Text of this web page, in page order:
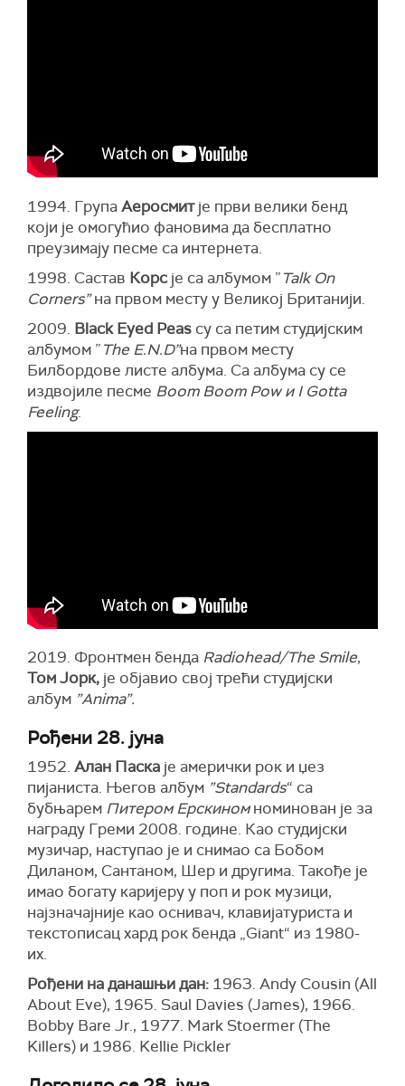
1994. ГрупаАеросмитје први велики бенд
који је омогућио фановима да бесплатно
преузимају песме са интернета.
1998. Састав Корс је са албумом ”Talk On
Corners”на првом месту у Великој Британији.
2009. Black Eyed Peas су са петим студијским
албумом ”The E.N.D”на првом месту
Билбордове листе албума. Са албума су се
издвојиле песме Boom Boom Pow и I Gotta
Feeling.
2019. Фронтмен бенда Radiohead/The Smile,
Том Јорк, је објавио свој трећи студијски
албум ”Anima”.
Рођени 28. јуна
1952. Алан Паска је амерички рок и џез
пијаниста. Његов албум ”Standards“ са
бубњарем Питером Ерскиномноминован је за
награду Греми 2008. године. Као студијски
музичар, наступао је и снимао са Бобом
Диланом, Сантаном, Шер и другима. Такође је
имао богату каријеру у поп и рок музици,
најзначајније као оснивач, клавијатуриста и
текстописац хард рок бенда „Giant“ из 1980-
их.
Рођени на данашњи дан: 1963. Andy Cousin (All
About Eve), 1965. Saul Davies (James), 1966.
Bobby Bare Jr., 1977. Mark Stoermer (The
Killers) и 1986. Kellie Pickler